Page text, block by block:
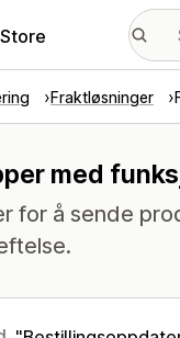
Fraktløsninger
med
for å sende